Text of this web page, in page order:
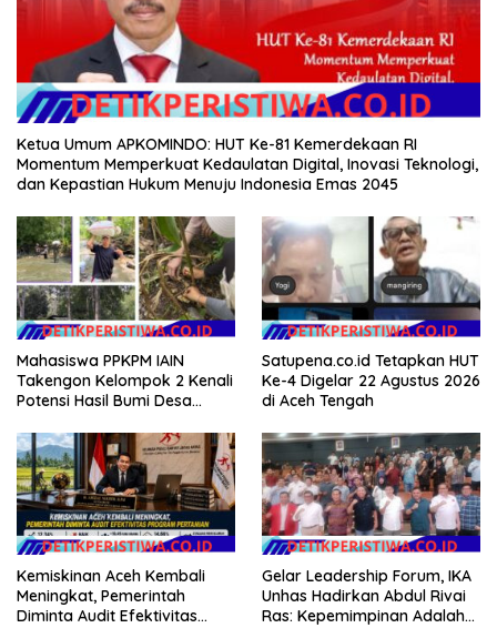
Ketua Umum APKOMINDO: HUT Ke-81 Kemerdekaan RI
Momentum Memperkuat Kedaulatan Digital, Inovasi Teknologi,
dan Kepastian Hukum Menuju Indonesia Emas 2045
Mahasiswa PPKPM IAIN
Takengon Kelompok 2 Kenali
Potensi Hasil Bumi Desa
Satupena.co.id Tetapkan HUT
Ke-4 Digelar 22 Agustus 2026
di Aceh Tengah
Kemiskinan Aceh Kembali
Meningkat, Pemerintah
Diminta Audit Efektivitas
Gelar Leadership Forum, IKA
Unhas Hadirkan Abdul Rivai
Ras: Kepemimpinan Adalah